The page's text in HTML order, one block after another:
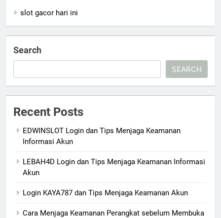
slot gacor hari ini
Search
SEARCH
Recent Posts
EDWINSLOT Login dan Tips Menjaga Keamanan
Informasi Akun
LEBAH4D Login dan Tips Menjaga Keamanan Informasi
Akun
Login KAYA787 dan Tips Menjaga Keamanan Akun
Cara Menjaga Keamanan Perangkat sebelum Membuka